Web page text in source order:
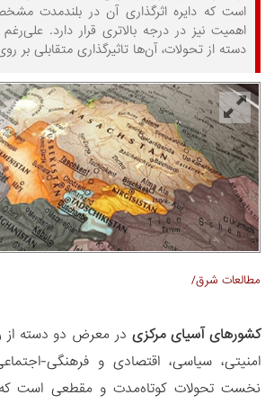
است که دایره اثرگذاری آن در بلندمدت
اهمیت نیز در درجه بالاتری قرار دارد.
دسته از تحولات، آن‌ها تاثیرگذاری متقابلی بر
مطالعات شرق/
کشورهای آسیای مرکزی در معرض دو دسته از
امنیتی، سیاسی، اقتصادی و فرهنگی-
نخست تحولات کوتاه‌مدت و مقطعی است که